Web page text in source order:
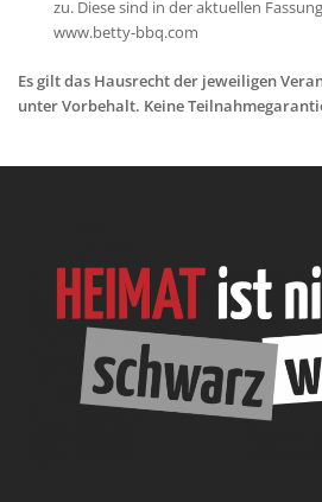
zu. Diese sind in der aktuellen
www.betty-bbq.com
Es gilt das Hausrecht der jeweiligen
unter Vorbehalt. Keine